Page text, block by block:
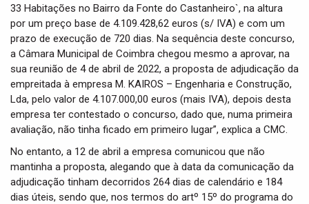
33 Habitações no Bairro da Fonte do Castanheiro`, na altura
por um preço base de 4.109.428,62 euros (s/ IVA) e com um
prazo de execução de 720 dias. Na sequência deste concurso,
a Câmara Municipal de Coimbra chegou mesmo a aprovar, na
sua reunião de 4 de abril de 2022, a proposta de adjudicação da
empreitada à empresa M. KAIROS – Engenharia e Construção,
Lda, pelo valor de 4.107.000,00 euros (mais IVA), depois desta
empresa ter contestado o concurso, dado que, numa primeira
avaliação, não tinha ficado em primeiro lugar”, explica a CMC.
No entanto, a 12 de abril a empresa comunicou que não
mantinha a proposta, alegando que à data da comunicação da
adjudicação tinham decorridos 264 dias de calendário e 184
dias úteis, sendo que, nos termos do artº 15º do programa do